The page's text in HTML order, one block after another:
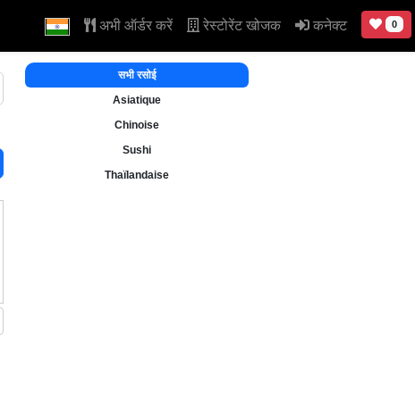
अभी ऑर्डर करें रेस्टोरेंट खोजक कनेक्ट 0
सभी रसोई
Asiatique
Chinoise
Sushi
Thaïlandaise